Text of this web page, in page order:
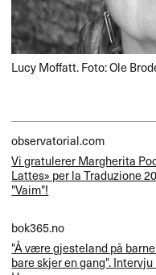
Lucy Moffatt. Foto: Ole
observatorial.com
Vi gratulerer Margherita
Lattes» per la Traduzione
"Vaim"!
bok365.no
"Å være gjesteland på
bare skjer en gang".